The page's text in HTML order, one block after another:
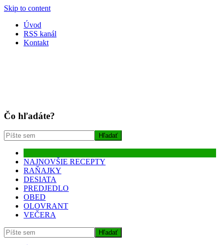
Skip to content
Úvod
RSS kanál
Kontakt
Čo hľadáte?
NAJNOVŠIE RECEPTY
RAŇAJKY
DESIATA
PREDJEDLO
OBED
OLOVRANT
VEČERA